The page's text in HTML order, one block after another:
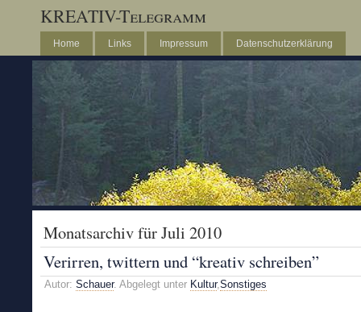
KREATIV-Telegramm
Home Links Impressum Datenschutzerklärung
Monatsarchiv für Juli 2010
Verirren, twittern und “kreativ schreiben”
Autor: Schauer. Abgelegt unter Kultur,Sonstiges